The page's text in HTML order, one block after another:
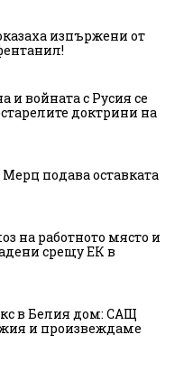
изпържени от
и войната с Русия се
доктрини на
подава оставката
на работното място и
срещу ЕК в
в Белия дом: САЩ
и произвеждаме